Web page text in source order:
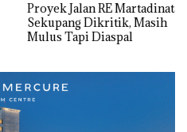
Proyek Jalan RE Martadinata
Sekupang Dikritik, Masih
Mulus Tapi Diaspal